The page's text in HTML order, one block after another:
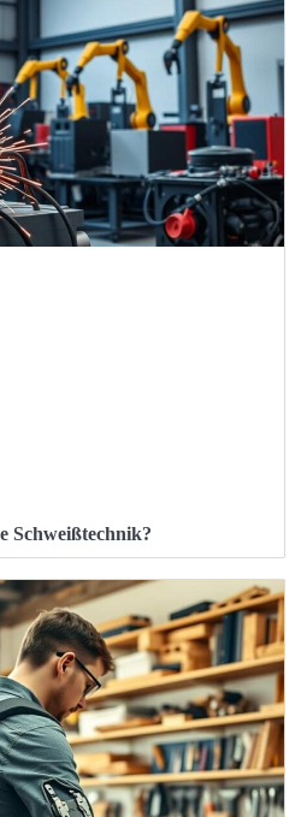
Schweißtechnik?